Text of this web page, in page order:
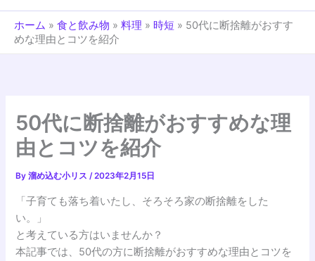
ホーム » 食と飲み物 » 料理 » 時短 » 50代に断捨離がおすす
めな理由とコツを紹介
50代に断捨離がおすすめな理
由とコツを紹介
By溜め込む小リス/2023年2月15日
「子育ても落ち着いたし、そろそろ家の断捨離をした
い。」
と考えている方はいませんか？
本記事では、50代の方に断捨離がおすすめな理由とコツを